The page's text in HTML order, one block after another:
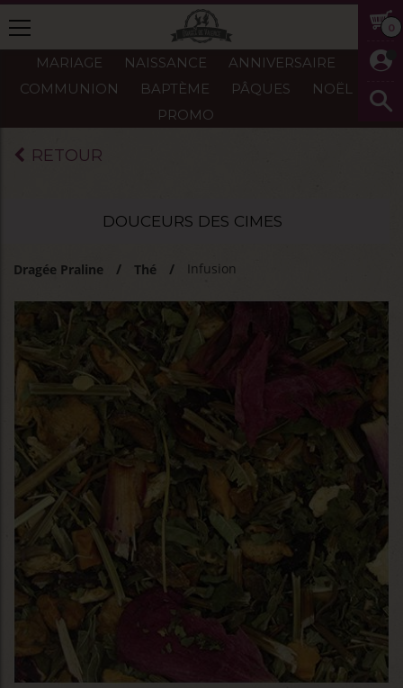
0
MARIAGE NAISSANCE
ANNIVERSAIRE
COMMUNION
BAPTÈME PÂQUES
NOËL
PROMO
RETOUR
DOUCEURS DES CIMES
Dragée Praline Thé Infusion